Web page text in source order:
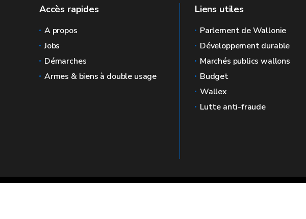
Accès rapides
A propos
Jobs
Démarches
Armes & biens à double usage
Liens utiles
Parlement de Wallonie
Développement durable
Marchés publics wallons
Budget
Wallex
Lutte anti-fraude